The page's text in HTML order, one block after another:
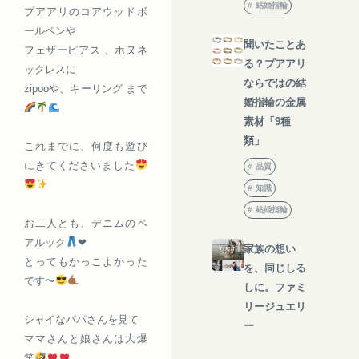
プアアリのコアウッドボ
ールペンや
フェザーピアス 、ホヌネ
ックレスに
zipooや、キーリング まで
これまでに、何度も遊び
にきてくださいました
お二人とも、デニムのペ
アルック
❤︎
とってもかっこよかった
です〜
シャイなパパさんを見て
ママさんと娘さんは大爆
結婚指輪
聞いたことあ
る？プアアリ
ならではの結
婚指輪の金属
素材「9種
類」
品質
知識
結婚指輪
家族の想い
を、同じしる
しに。ファミ
リージュエリ
ー